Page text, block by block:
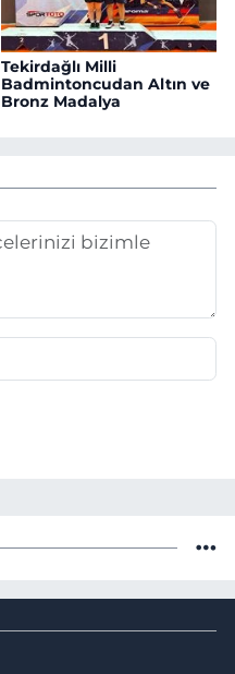
Tekirdağlı Milli
Badmintoncudan Altın ve
Bronz Madalya